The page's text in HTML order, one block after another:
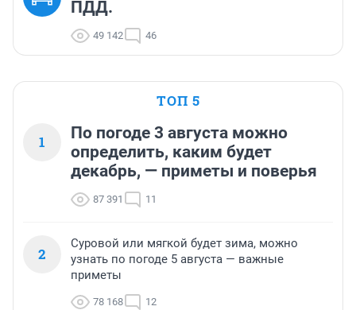
ПДД.
49 142 46
ТОП 5
1
По погоде 3 августа можно
определить, каким будет
декабрь, — приметы и поверья
87 391 11
2
Суровой или мягкой будет зима, можно
узнать по погоде 5 августа — важные
приметы
78 168 12